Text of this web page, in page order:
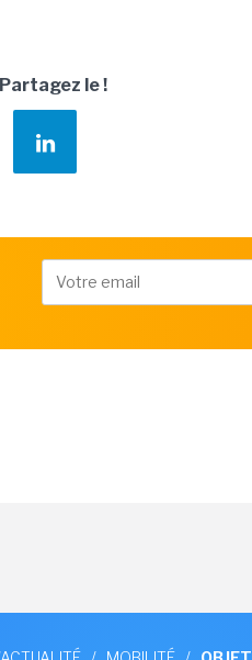
Partagez le !